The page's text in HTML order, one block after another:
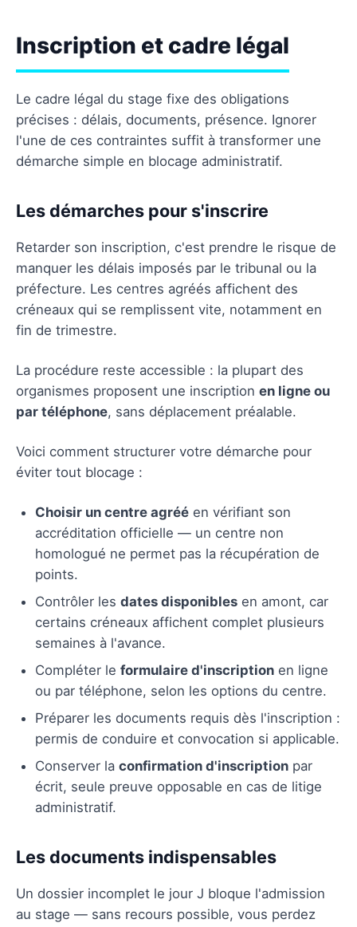
Inscription et cadre légal
Le cadre légal du stage fixe des obligations
précises : délais, documents, présence. Ignorer
l'une de ces contraintes suffit à transformer une
démarche simple en blocage administratif.
Les démarches pour s'inscrire
Retarder son inscription, c'est prendre le risque de
manquer les délais imposés par le tribunal ou la
préfecture. Les centres agréés affichent des
créneaux qui se remplissent vite, notamment en
fin de trimestre.
La procédure reste accessible : la plupart des
organismes proposent une inscription en ligne ou
par téléphone, sans déplacement préalable.
Voici comment structurer votre démarche pour
éviter tout blocage :
Choisir un centre agréé en vérifiant son
accréditation officielle — un centre non
homologué ne permet pas la récupération de
points.
Contrôler les dates disponibles en amont, car
certains créneaux affichent complet plusieurs
semaines à l'avance.
Compléter le formulaire d'inscription en ligne
ou par téléphone, selon les options du centre.
Préparer les documents requis dès l'inscription :
permis de conduire et convocation si applicable.
Conserver la confirmation d'inscription par
écrit, seule preuve opposable en cas de litige
administratif.
Les documents indispensables
Un dossier incomplet le jour J bloque l'admission
au stage — sans recours possible, vous perdez